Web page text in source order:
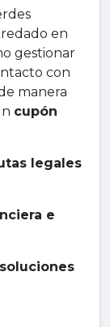
en
gestionar
con
manera
cupón
legales
e